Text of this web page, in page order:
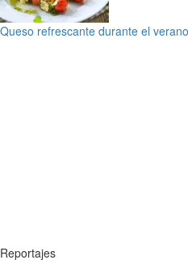
Queso refrescante durante el verano
Reportajes